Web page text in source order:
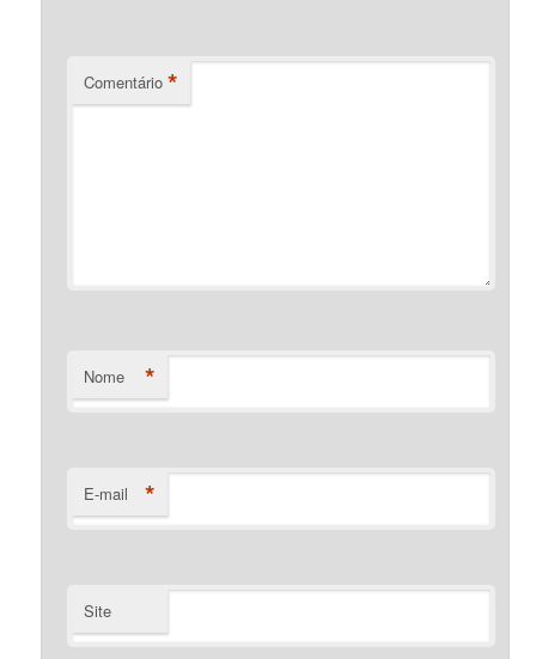
Comentário *
Nome *
E-mail *
Site